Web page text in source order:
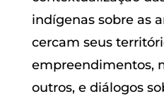
indígenas sobre as
cercam seus
empreendimentos,
outros, e diálogos